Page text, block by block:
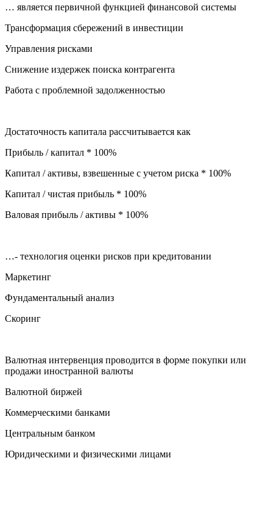
… является первичной функцией финансовой системы
Трансформация сбережений в инвестиции
Управления рисками
Снижение издержек поиска контрагента
Работа с проблемной задолженностью
Достаточность капитала рассчитывается как
Прибыль / капитал * 100%
Капитал / активы, взвешенные с учетом риска * 100%
Капитал / чистая прибыль * 100%
Валовая прибыль / активы * 100%
…- технология оценки рисков при кредитовании
Маркетинг
Фундаментальный анализ
Скоринг
Валютная интервенция проводится в форме покупки или
продажи иностранной валюты
Валютной биржей
Коммерческими банками
Центральным банком
Юридическими и физическими лицами